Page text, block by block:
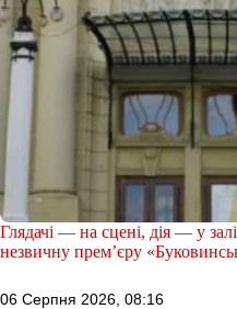
Глядачі — на сцені, дія — у
незвичну прем’єру
06 Серпня 2026, 08:16